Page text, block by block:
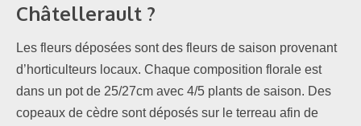
Châtellerault ?
Les fleurs déposées sont des fleurs de saison provenant
d’horticulteurs locaux. Chaque composition florale est
dans un pot de 25/27cm avec 4/5 plants de saison. Des
copeaux de cèdre sont déposés sur le terreau afin de